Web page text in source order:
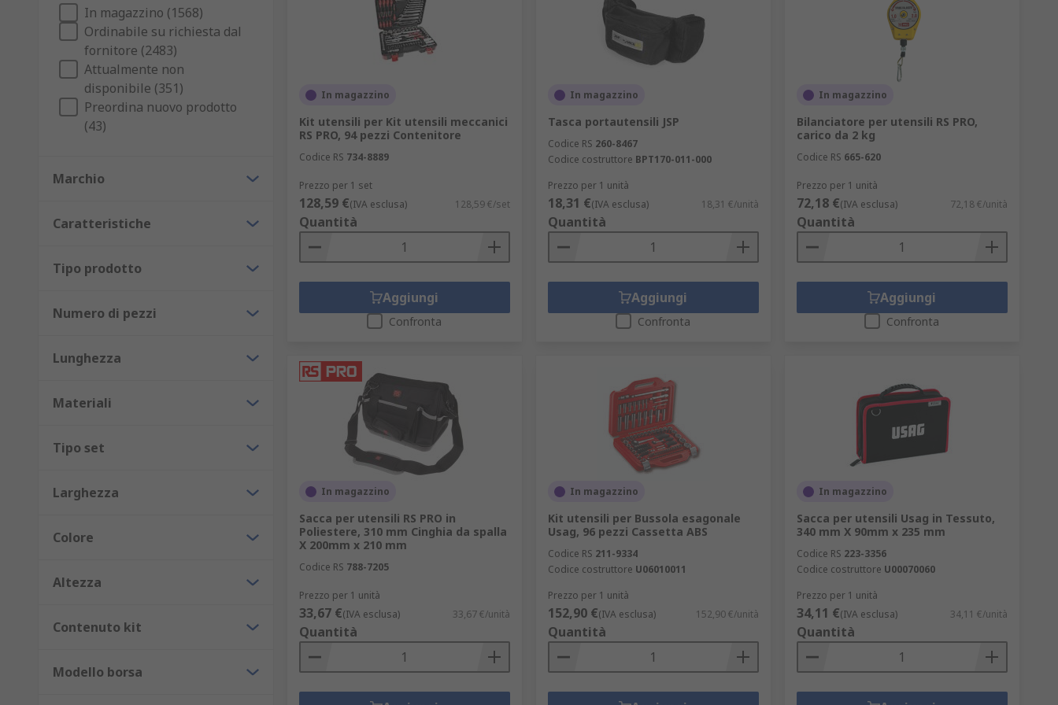
Valigette portautensili
Le valigette portautensili sono disponibili in varie dimensioni e sono una soluzione ideale per molti usi quali immagazzinamento di utensili, arti e hobby.
La maggior parte delle valigette portautensili dispone di una robusta custodia esterna, una maniglia per semplificare il trasporto e una serratura per
tenere al sicuro gli utensili.
Ho bisogno di una cassetta o una cassettiera per utensili?
Una cassettiera per utensili tende ad essere utilizzata più a scopo industriale o commerciale; ciò non significa che non deve essere usata dagli
appassionati di lavori domestici, dal momento che offriamo molte varianti che possono adattarsi a qualsiasi applicazione.Tuttavia le cassettiere
Una cassetta per utensili può offrire una maggiore praticità, occupa notevolmente meno spazio di una cassettiera ma può offrire comunque un elevato
livello di protezione per i kit di utensili.
Un vantaggio delle cassette portautensili è che sono portatili ma comunque solide, a differenza di una sacca per utensili e offrono un buono spazio di
stoccaggio.
Anche una sacca per utensili può essere interessante; è ideale per gli appassionati di lavori domestici o per coloro che desiderano evitare ingombranti
cassette o cassettiere portautensili. Molte sacche per utensili sono dotate di tasche integrate per una facile organizzazione e stoccaggio degli attrezzi.
In magazzino (1568)
Ordinabile su richiesta dal
fornitore (2483)
Attualmente non
disponibile (351)
Preordina nuovo prodotto
(43)
Marchio
Caratteristiche
Tipo prodotto
Numero di pezzi
Lunghezza
Materiali
Tipo set
Larghezza
Colore
Altezza
Contenuto kit
Modello borsa
In magazzino
Kit utensili per Kit utensili meccanici
RS PRO, 94 pezzi Contenitore
Codice RS 734-8889
Prezzo per 1 set
128,59 €(IVA esclusa) 128,59 €/set
Quantità
Aggiungi
Confronta
In magazzino
Tasca portautensili JSP
Codice RS 260-8467
Codice costruttore BPT170-011-000
Prezzo per 1 unità
18,31 €(IVA esclusa) 18,31 €/unità
Quantità
Aggiungi
Confronta
In magazzino
Bilanciatore per utensili RS PRO,
carico da 2 kg
Codice RS 665-620
Prezzo per 1 unità
72,18 €(IVA esclusa) 72,18 €/unità
Quantità
Aggiungi
Confronta
In magazzino
Sacca per utensili RS PRO in
Poliestere, 310 mm Cinghia da spalla
X 200mm x 210 mm
Codice RS 788-7205
Prezzo per 1 unità
33,67 €(IVA esclusa) 33,67 €/unità
Quantità
In magazzino
Kit utensili per Bussola esagonale
Usag, 96 pezzi Cassetta ABS
Codice RS 211-9334
Codice costruttore U06010011
Prezzo per 1 unità
152,90 €(IVA esclusa) 152,90 €/unità
Quantità
In magazzino
Sacca per utensili Usag in Tessuto,
340 mm X 90mm x 235 mm
Codice RS 223-3356
Codice costruttore U00070060
Prezzo per 1 unità
34,11 €(IVA esclusa) 34,11 €/unità
Quantità